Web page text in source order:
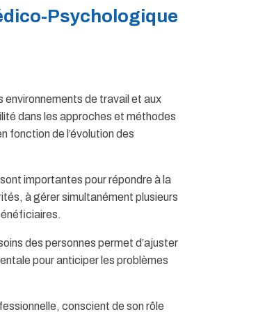
Psychologique
de travail et aux
dans les approches et méthodes
fonction de l’évolution des
importantes pour répondre à la
à gérer simultanément plusieurs
des personnes permet d’ajuster
pour anticiper les problèmes
conscient de son rôle